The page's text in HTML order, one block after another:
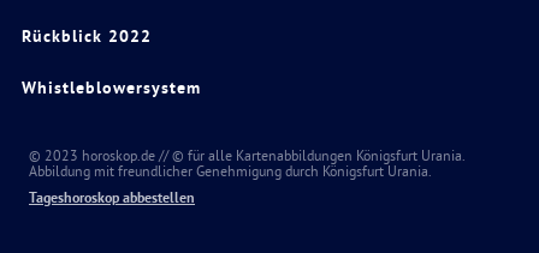
Rückblick 2022
Whistleblowersystem
© 2023 horoskop.de // © für alle Kartenabbildungen Königsfurt Urania.
Abbildung mit freundlicher Genehmigung durch Königsfurt Urania.
Tageshoroskop abbestellen